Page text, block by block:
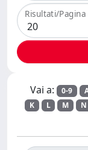
Risultati/Pagina
Vai a: 0-9
K
L M N